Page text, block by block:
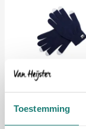
Toestemming